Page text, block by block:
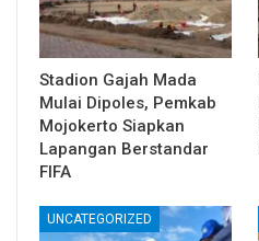
Stadion Gajah Mada
Mulai Dipoles, Pemkab
Mojokerto Siapkan
Lapangan Berstandar
FIFA
UNCATEGORIZED